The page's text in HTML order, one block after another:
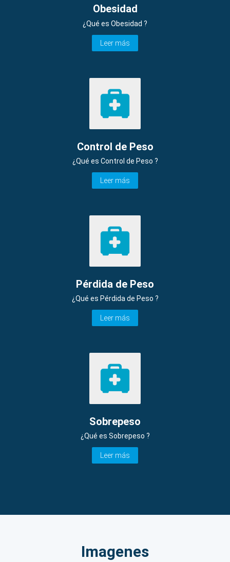
Obesidad
¿Qué es Obesidad ?
Leer más
Control de Peso
¿Qué es Control de Peso ?
Leer más
Pérdida de Peso
¿Qué es Pérdida de Peso ?
Leer más
Sobrepeso
¿Qué es Sobrepeso ?
Leer más
Imagenes